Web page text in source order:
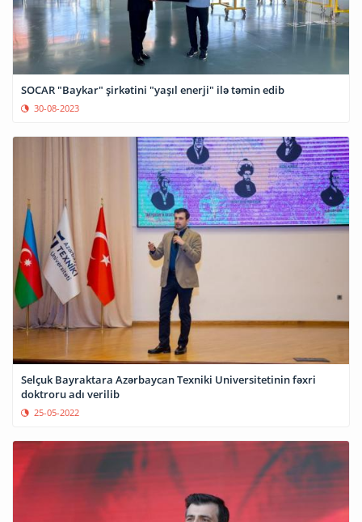
SOCAR "Baykar" şirkətini "yaşıl enerji" ilə təmin edib
30-08-2023
Selçuk Bayraktara Azərbaycan Texniki Universitetinin fəxri
doktroru adı verilib
25-05-2022